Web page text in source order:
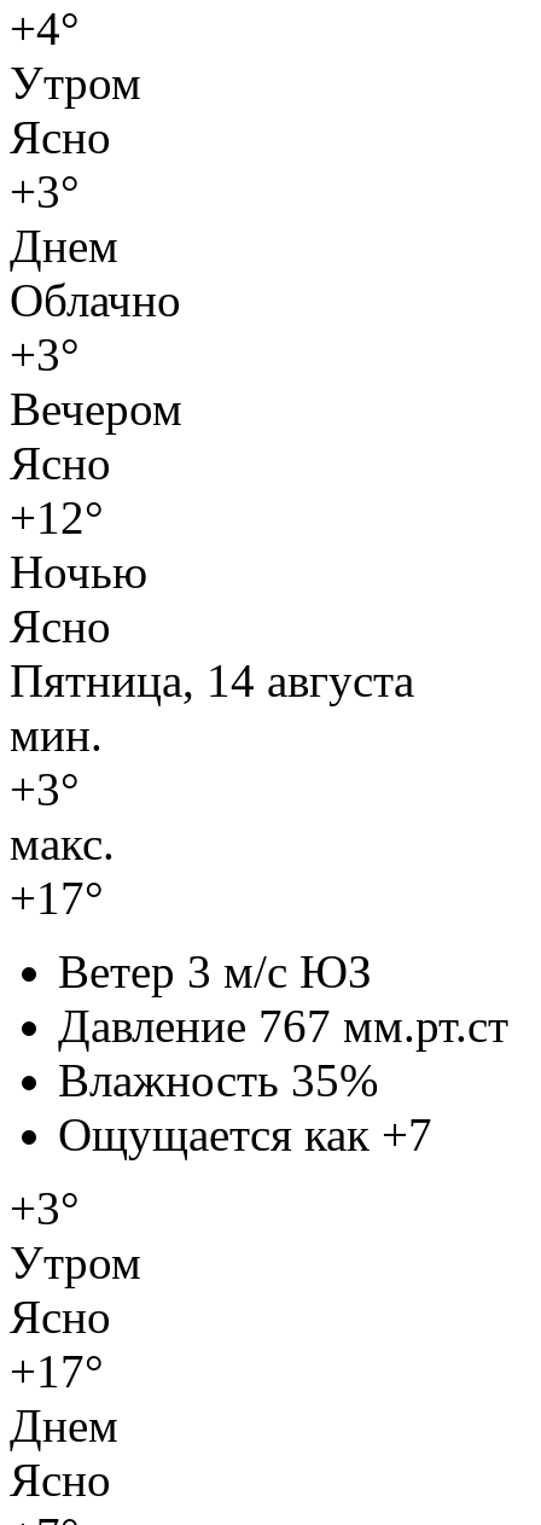
+4°
Утром
Ясно
+3°
Днем
Облачно
+3°
Вечером
Ясно
+12°
Ночью
Ясно
Пятница, 14 августа
мин.
+3°
макс.
+17°
Ветер 3 м/с ЮЗ
Давление 767 мм.рт.ст
Влажность 35%
Ощущается как +7
+3°
Утром
Ясно
+17°
Днем
Ясно